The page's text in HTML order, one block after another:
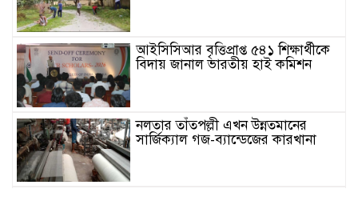
আইসিসিআর বৃত্তিপ্রাপ্ত ৫৪১ শিক্ষার্থীকে
বিদায় জানাল ভারতীয় হাই কমিশন
নলতার তাঁতপল্লী এখন উন্নতমানের
সার্জিক্যাল গজ-ব্যান্ডেজের কারখানা